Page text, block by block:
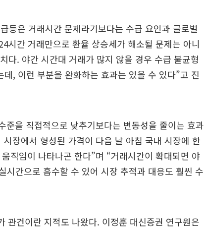
등은 거래시간 문제라기보다는 수급 요인과 글로벌
시간 거래만으로 환율 상승세가 해소될 문제는 아니
다. 야간 시간대 거래가 많지 않을 경우 수급 불균형
, 이런 부분을 완화하는 효과는 있을 수 있다”고 진
준을 직접적으로 낮추기보다는 변동성을 줄이는 효과
장에서 형성된 가격이 다음 날 아침 국내 시장에 한
직임이 나타나곤 한다”며 “거래시간이 확대되면 야
시간으로 흡수할 수 있어 시장 추적과 대응도 훨씬 수
관건이란 지적도 나왔다. 이정훈 대신증권 연구원은